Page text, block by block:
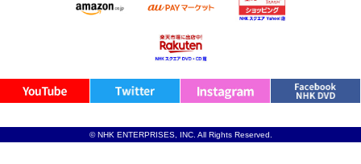
© NHK ENTERPRISES, INC. All Rights Reserved.